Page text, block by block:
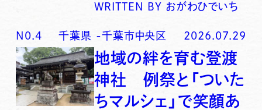
WRITTEN BY おがわひでいち
N0. 4 千葉県 -千葉市中央区 2026.07.29
地域の絆を育む登渡
神社 例祭と「ついた
ちマルシェ」で笑顔あ